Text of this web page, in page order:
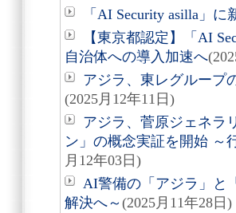
「AI Security asilla」
【東京都認定】「AI
自治体への導入加速へ
アジラ、東レグループ
(2025月12年11日)
アジラ、菅原ジェネラ
ン」の概念実証を開始 ～
月12年03日)
AI警備の「アジラ」と
解決へ～ (2025月11年28日)